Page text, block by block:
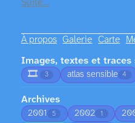
Suite…
À propos Galerie Carte
Images, textes et traces
🎞️
3 atlas sensible 4
Archives
2001 5 2002 1